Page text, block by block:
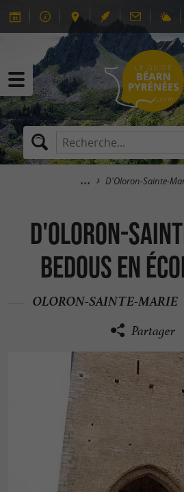
D'Oloron-Sainte-
D'Oloron-
Bedous en
OLORON-SAINTE-MARIE
Partager